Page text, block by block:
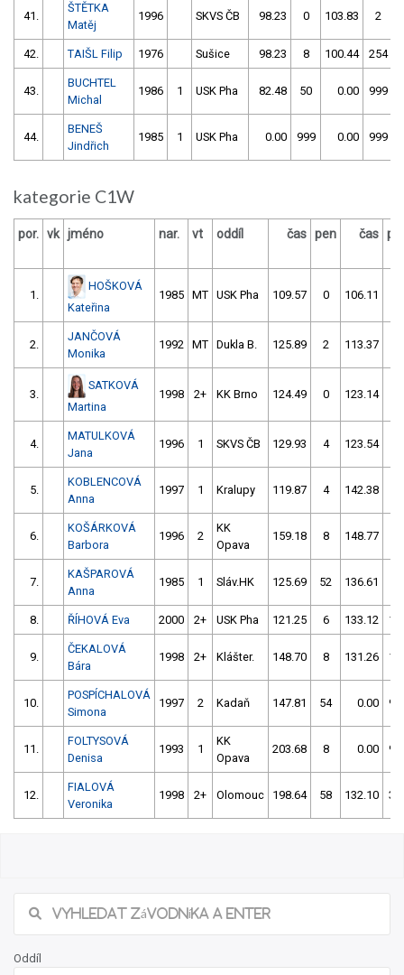
41.
ŠTĚTKA
Matěj
1996 SKVS ČB 98.23 0 103.83 2
42. TAIŠL Filip 1976 Sušice 98.23 8 100.44 254
43.
BUCHTEL
Michal
1986 1 USK Pha 82.48 50 0.00 999
44.
BENEŠ
Jindřich
1985 1 USK Pha 0.00 999 0.00 999
kategorie C1W
por. vk jméno nar. vt oddíl čas pen čas
1.
HOŠKOVÁ
Kateřina
1985 MT USK Pha 109.57 0 106.11
2.
JANČOVÁ
Monika
1992 MT Dukla B. 125.89 2 113.37
3.
SATKOVÁ
Martina
1998 2+ KK Brno 124.49 0 123.14
4.
MATULKOVÁ
Jana
1996 1 SKVS ČB 129.93 4 123.54
5.
KOBLENCOVÁ
Anna
1997 1 Kralupy 119.87 4 142.38
6.
KOŠÁRKOVÁ
Barbora
1996 2
KK
Opava
159.18 8 148.77
7.
KAŠPAROVÁ
Anna
1985 1 Sláv.HK 125.69 52 136.61
8. ŘÍHOVÁ Eva 2000 2+ USK Pha 121.25 6 133.12
9.
ČEKALOVÁ
Bára
1998 2+ Klášter. 148.70 8 131.26
10.
POSPÍCHALOVÁ
Simona
1997 2 Kadaň 147.81 54 0.00
11.
FOLTYSOVÁ
Denisa
1993 1
KK
Opava
203.68 8 0.00
12.
FIALOVÁ
Veronika
1998 2+ Olomouc 198.64 58 132.10
Oddíl